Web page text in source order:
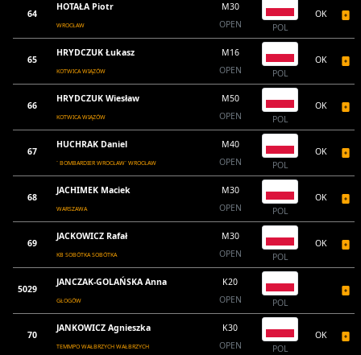
64
HOTAŁA Piotr
WROCŁAW
M30
OPEN
POL
OK
65
HRYDCZUK Łukasz
KOTWICA WIĄZÓW
M16
OPEN
POL
OK
66
HRYDCZUK Wiesław
KOTWICA WIĄZÓW
M50
OPEN
POL
OK
67
HUCHRAK Daniel
` BOMBARDIER WROCŁAW` WROCŁAW
M40
OPEN
POL
OK
68
JACHIMEK Maciek
WARSZAWA
M30
OPEN
POL
OK
69
JACKOWICZ Rafał
KB SOBÓTKA SOBÓTKA
M30
OPEN
POL
OK
5029
JANCZAK-GOLAŃSKA Anna
GŁOGÓW
K20
OPEN
POL
70
JANKOWICZ Agnieszka
TEMMPO WAŁBRZYCH WAŁBRZYCH
K30
OPEN
POL
OK